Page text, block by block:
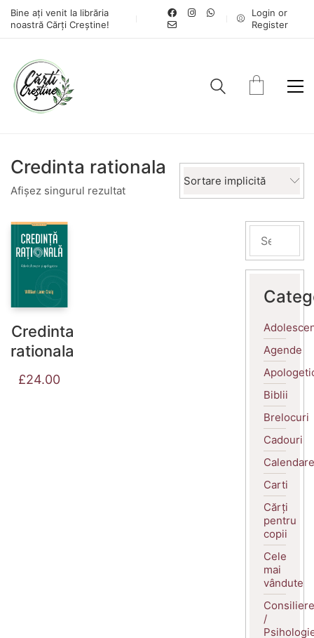
Bine ați venit la librăria
noastră Cărți Creștine!
Login or
Register
Credinta rationala
Afișez singurul rezultat
Sortare implicită
Credinta
rationala
£24.00
Agende
Biblii
Brelocuri
Cadouri
Calendare
Carti
Cărți
pentru
copii
Cele
mai
vândute
Consiliere
/